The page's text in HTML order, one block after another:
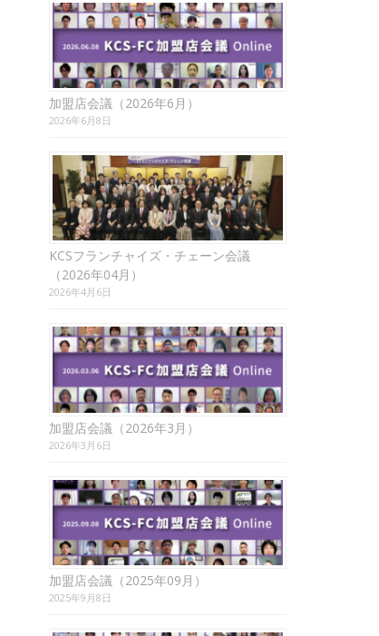
加盟店会議（2026年6月）
2026年6月8日
KCSフランチャイズ・チェーン会議
（2026年04月）
2026年4月6日
加盟店会議（2026年3月）
2026年3月6日
加盟店会議（2025年09月）
2025年9月8日